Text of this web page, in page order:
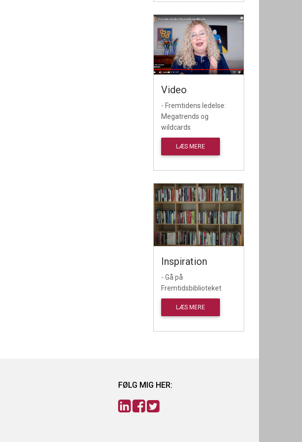
Video
- Fremtidens ledelse:
Megatrends og
wildcards
LÆS MERE
Inspiration
- Gå på
Fremtidsbiblioteket
LÆS MERE
FØLG MIG HER: